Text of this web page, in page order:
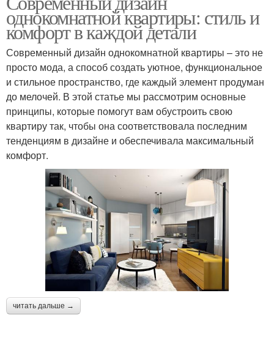
однокомнатной квартиры: стиль и
комфорт в каждой детали
Современный дизайн однокомнатной квартиры – это не
просто мода, а способ создать уютное, функциональное
и стильное пространство, где каждый элемент продуман
до мелочей. В этой статье мы рассмотрим основные
принципы, которые помогут вам обустроить свою
квартиру так, чтобы она соответствовала последним
тенденциям в дизайне и обеспечивала максимальный
комфорт.
читать дальше →